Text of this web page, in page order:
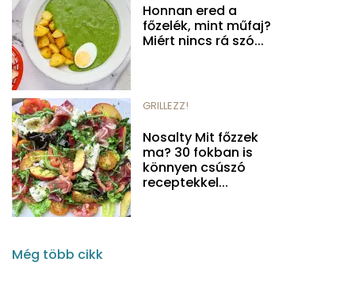
Honnan ered a
főzelék, mint műfaj?
Miért nincs rá szó...
GRILLEZZ!
Nosalty Mit főzzek
ma? 30 fokban is
könnyen csúszó
receptekkel...
Még több cikk